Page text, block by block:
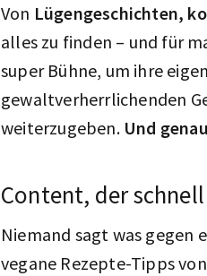
Von Lügengeschichten,
alles zu finden – und für
super Bühne, um ihre
gewaltverherrlichenden
weiterzugeben. Und
Content, der
Niemand sagt was gegen
vegane Rezepte-Tipps